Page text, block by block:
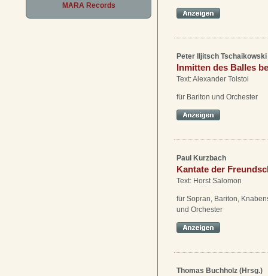
MARA Records
Peter Iljitsch Tschaikowski
Inmitten des Balles
Text: Alexander Tolstoi
für Bariton und Orchester
Paul Kurzbach
Kantate der
Text: Horst Salomon
für Sopran, Bariton,
und Orchester
Thomas Buchholz (Hrsg.)